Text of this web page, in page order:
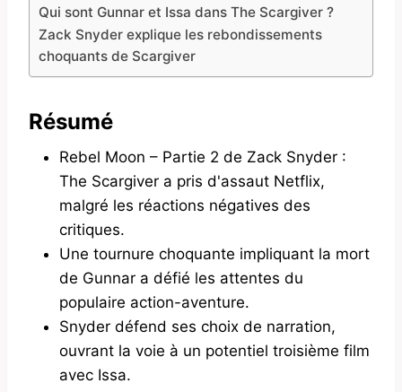
Qui sont Gunnar et Issa dans The Scargiver ?
Zack Snyder explique les rebondissements
choquants de Scargiver
Résumé
Rebel Moon – Partie 2 de Zack Snyder :
The Scargiver a pris d'assaut Netflix,
malgré les réactions négatives des
critiques.
Une tournure choquante impliquant la mort
de Gunnar a défié les attentes du
populaire action-aventure.
Snyder défend ses choix de narration,
ouvrant la voie à un potentiel troisième film
avec Issa.